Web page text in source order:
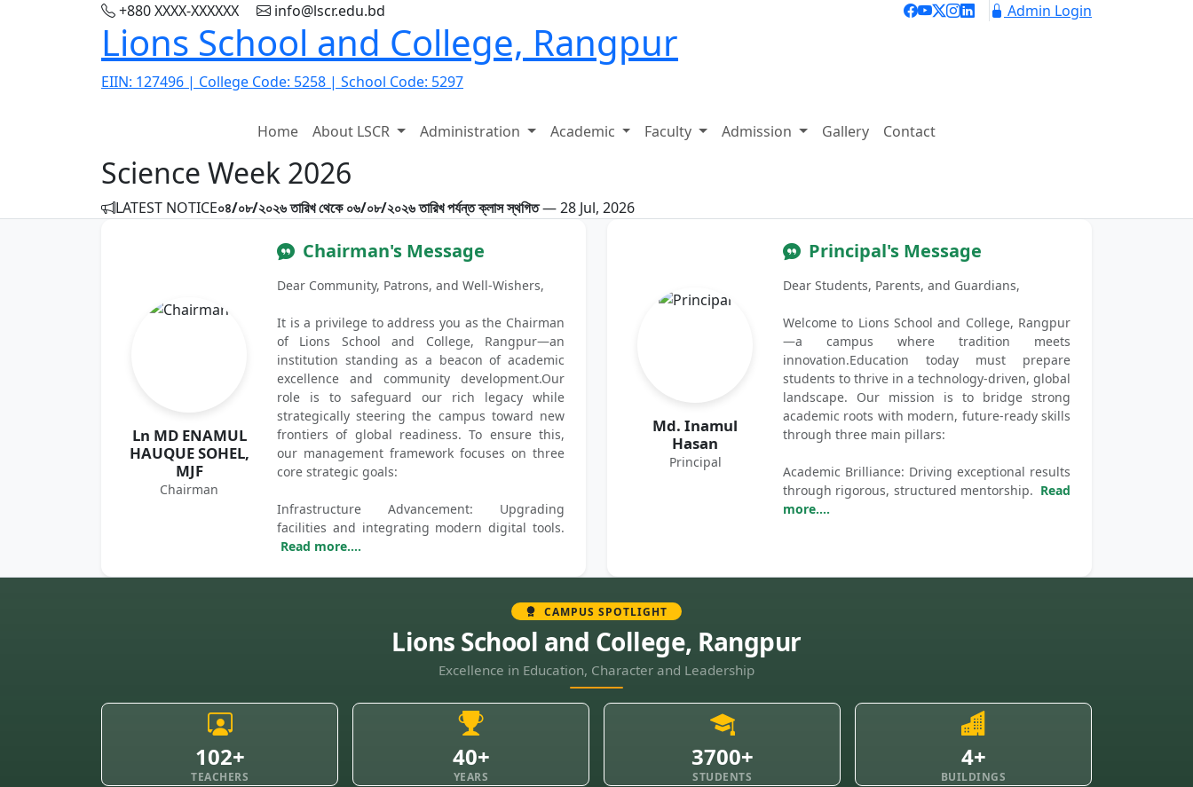
+880 XXXX-XXXXXX info@lscr.edu.bd Admin Login
Lions School and College, Rangpur
EIIN: 127496 | College Code: 5258 | School Code: 5297
Home About LSCR Administration Academic Faculty Admission Gallery Contact
Science Week 2026
Previous
LATEST NOTICE০৪/০৮/২০২৬ তারিখ থেকে ০৬/০৮/২০২৬ তারিখ পর্যন্ত ক্লাস স্থগিত— 28 Jul, 2026
Ln MD ENAMUL
HAUQUE SOHEL,
MJF
Chairman
Chairman's Message
Dear Community, Patrons, and Well-Wishers,
It is a privilege to address you as the Chairman
of Lions School and College, Rangpur—an
institution standing as a beacon of academic
excellence and community development.Our
role is to safeguard our rich legacy while
strategically steering the campus toward new
frontiers of global readiness. To ensure this,
our management framework focuses on three
core strategic goals:
Infrastructure Advancement: Upgrading
facilities and integrating modern digital tools.
Read more....
Md. Inamul
Hasan
Principal
Principal's Message
Dear Students, Parents, and Guardians,
Welcome to Lions School and College, Rangpur
—a campus where tradition meets
innovation.Education today must prepare
students to thrive in a technology-driven, global
landscape. Our mission is to bridge strong
academic roots with modern, future-ready skills
through three main pillars:
Academic Brilliance: Driving exceptional results
through rigorous, structured mentorship. Read
more....
CAMPUS SPOTLIGHT
Lions School and College, Rangpur
Excellence in Education, Character and Leadership
102+
TEACHERS
40+
YEARS
3700+
STUDENTS
4+
BUILDINGS